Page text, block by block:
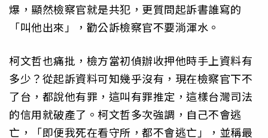
爆，顯然檢察官就是共犯，更質問起訴書誰寫的
「叫他出來」，勸公訴檢察官不要淌渾水。
柯文哲也痛批，檢方當初偵辦收押他時手上資料有
多少？從起訴資料可知幾乎沒有，現在檢察官下不
了台，都說他有罪，這叫有罪推定，這樣台灣司法
的信用就破產了。柯文哲多次強調，自己不會逃
亡，「即便我死在看守所，都不會逃亡」，並稱最